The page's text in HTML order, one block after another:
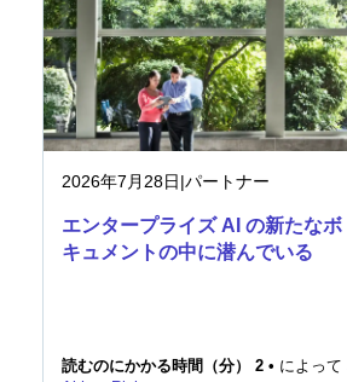
金融サービス
製造
通信
公的機関
2026年7月28日|パートナー
エンタープライズ AI の新たな
キュメントの中に潜んでいる
読むのにかかる時間（分） 2 • によって